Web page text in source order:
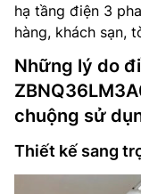
hạ tầng điện 3
hàng, khách sạn,
Những lý do
chuộng sử
Thiết kế sang